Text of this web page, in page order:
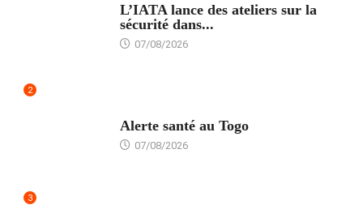
L’IATA lance des ateliers sur la
sécurité dans...
07/08/2026
2
Alerte santé au Togo
07/08/2026
3